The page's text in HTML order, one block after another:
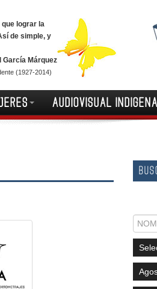
lograr la
de simple, y
García Márquez
(1927-2014)
AUDIOVISUAL